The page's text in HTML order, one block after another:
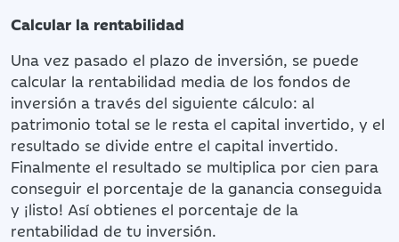
Calcular la rentabilidad
Una vez pasado el plazo de inversión, se puede
calcular la rentabilidad media de los fondos de
inversión a través del siguiente cálculo: al
patrimonio total se le resta el capital invertido, y el
resultado se divide entre el capital invertido.
Finalmente el resultado se multiplica por cien para
conseguir el porcentaje de la ganancia conseguida
y ¡listo! Así obtienes el porcentaje de la
rentabilidad de tu inversión.